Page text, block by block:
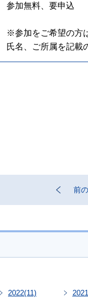
参加無料、要申込
※参加をご希望の方
氏名、ご所属を記載
前
2022(11) 2021